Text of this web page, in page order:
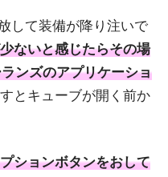
して装備が降り注いで
ないと感じたらその場
ンズのアプリケーショ
とキューブが開く前か
ションボタンをおして